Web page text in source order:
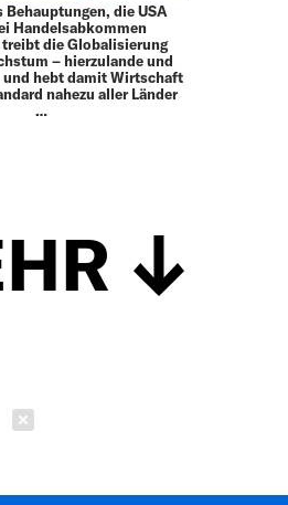
Behauptungen, die USA
Handelsabkommen
die Globalisierung
– hierzulande und
hebt damit Wirtschaft
nahezu aller Länder
…